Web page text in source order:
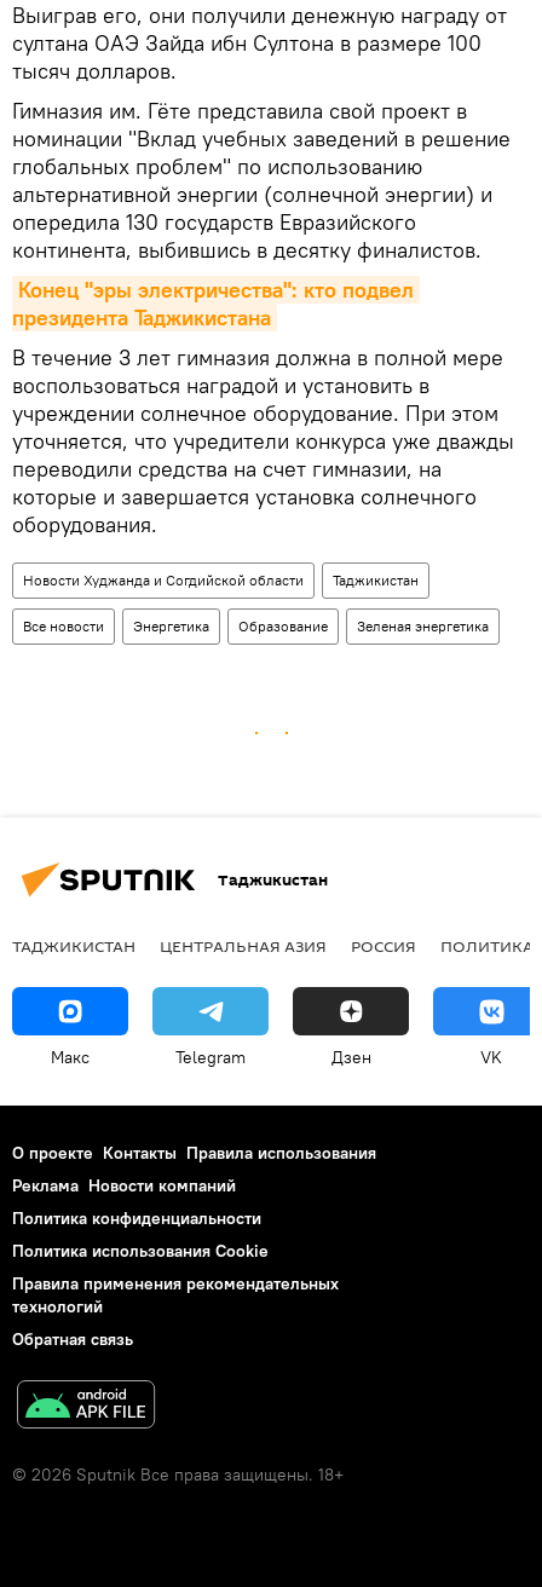
Выиграв его, они получили денежную награду от
султана ОАЭ Зайда ибн Султона в размере 100
тысяч долларов.
Гимназия им. Гёте представила свой проект в
номинации "Вклад учебных заведений в решение
глобальных проблем" по использованию
альтернативной энергии (солнечной энергии) и
опередила 130 государств Евразийского
континента, выбившись в десятку финалистов.
Конец "эры электричества": кто подвел
президента Таджикистана
В течение 3 лет гимназия должна в полной мере
воспользоваться наградой и установить в
учреждении солнечное оборудование. При этом
уточняется, что учредители конкурса уже дважды
переводили средства на счет гимназии, на
которые и завершается установка солнечного
оборудования.
Новости Худжанда и Согдийской области Таджикистан
Все новости Энергетика Образование Зеленая энергетика
Таджикистан
ТАДЖИКИСТАН ЦЕНТРАЛЬНАЯ АЗИЯ РОССИЯ ПОЛИТИКА
Макс Telegram Дзен VK
О проекте Контакты Правила использования
Реклама Новости компаний
Политика конфиденциальности
Политика использования Cookie
Правила применения рекомендательных
технологий
Обратная связь
© 2026 Sputnik Все права защищены. 18+